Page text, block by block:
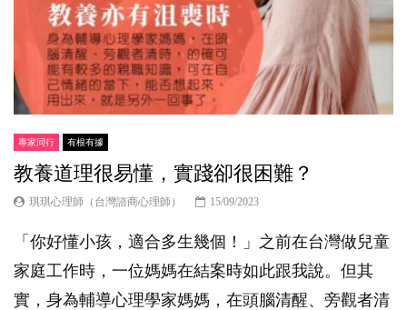
專家同行 有根有據
教養道理很易懂，實踐卻很困難？
琪琪心理師（台灣諮商心理師） 15/09/2023
「你好懂小孩，適合多生幾個！」之前在台灣做兒童
家庭工作時，一位媽媽在結案時如此跟我說。但其
實，身為輔導心理學家媽媽，在頭腦清醒、旁觀者清